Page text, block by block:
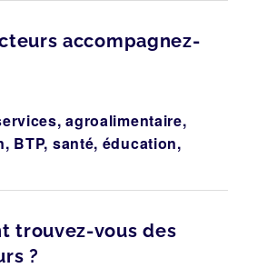
accompagnez-
agroalimentaire,
BTP, santé, éducation,
trouvez-vous des
?